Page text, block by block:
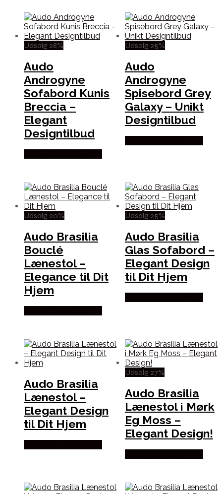
Udsalg 28%
Audo
Androgyne
Sofabord Kunis
Breccia –
Elegant
Designtilbud
Udsalg 25%
Audo
Androgyne
Spisebord Grey
Galaxy – Unikt
Designtilbud
Udsalg 20%
Audo Brasilia
Bouclé
Lænestol –
Elegance til Dit
Hjem
Udsalg 25%
Audo Brasilia
Glas Sofabord –
Elegant Design
til Dit Hjem
Audo Brasilia
Lænestol –
Elegant Design
til Dit Hjem
Udsalg 27%
Audo Brasilia
Lænestol i Mørk
Eg Moss –
Elegant Design!